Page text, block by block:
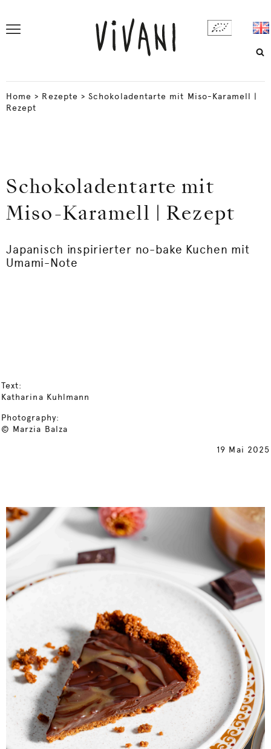
Home > Rezepte >Schokoladentarte mit Miso-Karamell |
Rezept
Schokoladentarte mit
Miso-Karamell | Rezept
Japanisch inspirierter no-bake Kuchen mit
Umami-Note
Text:
Katharina Kuhlmann
Photography:
© Marzia Balza
19 Mai 2025